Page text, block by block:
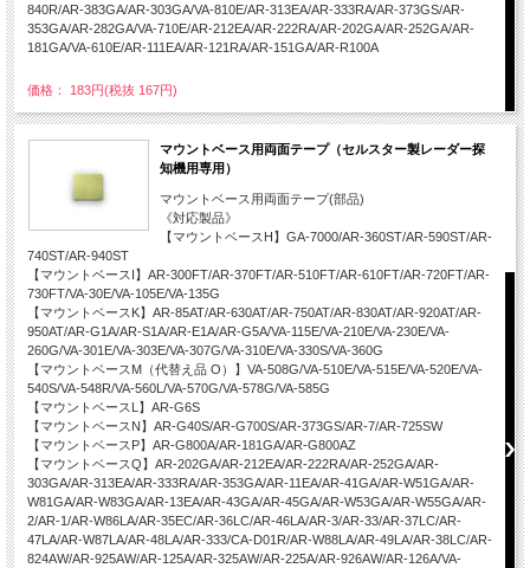
840R/AR-383GA/AR-303GA/VA-810E/AR-313EA/AR-333RA/AR-373GS/AR-
353GA/AR-282GA/VA-710E/AR-212EA/AR-222RA/AR-202GA/AR-252GA/AR-
181GA/VA-610E/AR-111EA/AR-121RA/AR-151GA/AR-R100A
価格： 183円(税抜 167円)
マウントベース用両面テープ（セルスター製レーダー探
知機用専用）
マウントベース用両面テープ(部品)
《対応製品》
【マウントベースH】GA-7000/AR-360ST/AR-590ST/AR-
740ST/AR-940ST
【マウントベースI】AR-300FT/AR-370FT/AR-510FT/AR-610FT/AR-720FT/AR-
730FT/VA-30E/VA-105E/VA-135G
【マウントベースK】AR-85AT/AR-630AT/AR-750AT/AR-830AT/AR-920AT/AR-
950AT/AR-G1A/AR-S1A/AR-E1A/AR-G5A/VA-115E/VA-210E/VA-230E/VA-
260G/VA-301E/VA-303E/VA-307G/VA-310E/VA-330S/VA-360G
【マウントベースM（代替え品 O）】VA-508G/VA-510E/VA-515E/VA-520E/VA-
540S/VA-548R/VA-560L/VA-570G/VA-578G/VA-585G
【マウントベースL】AR-G6S
【マウントベースN】AR-G40S/AR-G700S/AR-373GS/AR-7/AR-725SW
【マウントベースP】AR-G800A/AR-181GA/AR-G800AZ
【マウントベースQ】AR-202GA/AR-212EA/AR-222RA/AR-252GA/AR-
303GA/AR-313EA/AR-333RA/AR-353GA/AR-11EA/AR-41GA/AR-W51GA/AR-
W81GA/AR-W83GA/AR-13EA/AR-43GA/AR-45GA/AR-W53GA/AR-W55GA/AR-
2/AR-1/AR-W86LA/AR-35EC/AR-36LC/AR-46LA/AR-3/AR-33/AR-37LC/AR-
47LA/AR-W87LA/AR-48LA/AR-333/CA-D01R/AR-W88LA/AR-49LA/AR-38LC/AR-
824AW/AR-925AW/AR-125A/AR-325AW/AR-225A/AR-926AW/AR-126A/VA-